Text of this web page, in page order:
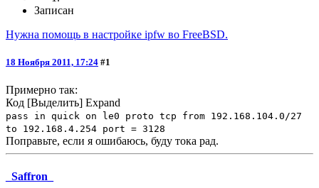
Записан
Нужна помощь в настройке ipfw во FreeBSD.
18 Ноября 2011, 17:24 #1
Примерно так:
Код [Выделить] Expand
pass in quick on le0 proto tcp from 192.168.104.0/27
to 192.168.4.254 port = 3128
Поправьте, если я ошибаюсь, буду тока рад.
_Saffron_